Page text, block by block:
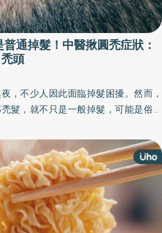
通掉髮！中醫揪圓禿症狀：
頭
，不少人因此面臨掉髮困擾。然而，
髮，就不只是一般掉髮，可能是俗稱
頭皮出現局部禿髮情形，應及早尋求